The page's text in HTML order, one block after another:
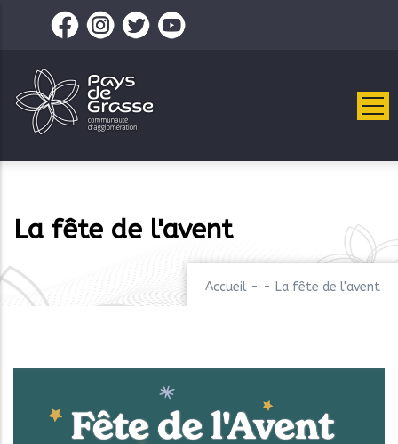
contenu
principal
La fête de l'avent
Accueil - - La fête de l'avent